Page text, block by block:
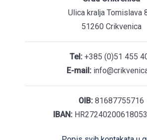
Ulica kralja Tomislava
51260 Crikvenica
Tel:+385 (0)51 455
E-mail:
OIB: 81687755716
IBAN: